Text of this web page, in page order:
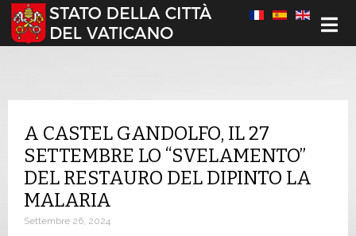
Seleziona la tua lingua
A CASTEL GANDOLFO, IL 27
SETTEMBRE LO “SVELAMENTO”
DEL RESTAURO DEL DIPINTO LA
MALARIA
Settembre 26, 2024